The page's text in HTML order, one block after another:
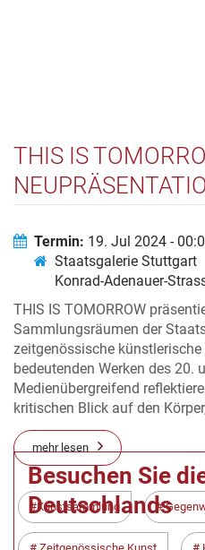
THIS IS
JAHRHUNDERTS
Termin: 19. Jul 2024 -
Staatsgalerie Stuttgart
Konrad-Adenauer-
THIS IS TOMORROW
Sammlungsräumen der
zeitgenössische
bedeutenden Werken des 20.
Medienübergreifend
kritischen Blick auf den
mehr lesen
Kunstsammlung
Besuchen Sie
Deutschlands